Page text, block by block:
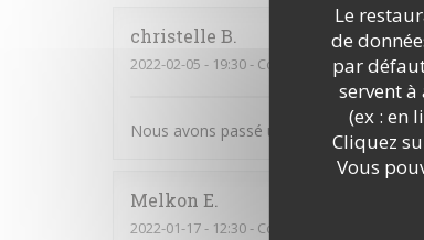
Le
de
par
servent
(ex : en
Cliquez
Vous
christelle B
2022-02-05 - 19:30 - Couverts 4
Nous avons passé une très bonne
Melkon E
2022-01-17- 12:30 - Couverts 4